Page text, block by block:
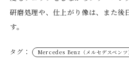
研磨処理や、仕上がり像は、また後
す。
タグ： Mercedes Benz（メルセデスベンツ